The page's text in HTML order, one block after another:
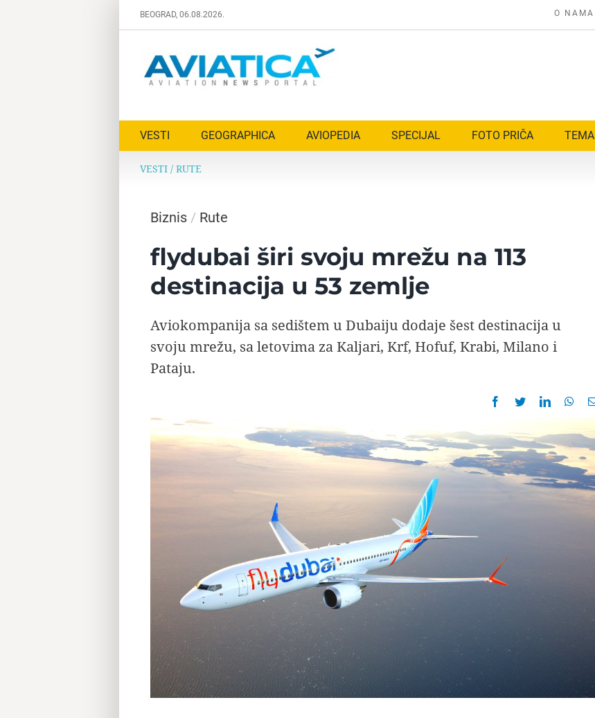
BEOGRAD, 06.08.2026. O NAMA
VESTI GEOGRAPHICA AVIOPEDIA SPECIJAL FOTO PRIČA TEMA
VESTI/ RUTE
Biznis/ Rute
flydubai širi svoju mrežu na 113
destinacija u 53 zemlje
Aviokompanija sa sedištem u Dubaiju dodaje šest destinacija u
svoju mrežu, sa letovima za Kaljari, Krf, Hofuf, Krabi, Milano i
Pataju.